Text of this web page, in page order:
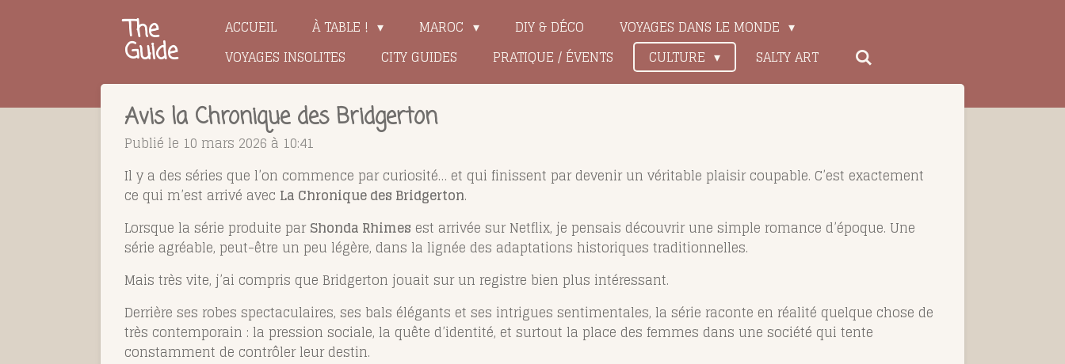
The
Guide
ACCUEIL À TABLE ! MAROC DIY & DÉCO
VOYAGES DANS LE MONDE
VOYAGES INSOLITES
CITY GUIDES PRATIQUE / ÉVENTS CULTURE SALTY ART
Avis la Chronique des Bridgerton
Publié le 10 mars 2026 à 10:41
Il y a des séries que l’on commence par curiosité… et qui finissent par devenir un véritable plaisir coupable. C’est exactement
ce qui m’est arrivé avec La Chronique des Bridgerton.
Lorsque la série produite parShonda Rhimes est arrivée sur Netflix, je pensais découvrir une simple romance d’époque. Une
série agréable, peut-être un peu légère, dans la lignée des adaptations historiques traditionnelles.
Mais très vite, j’ai compris que Bridgerton jouait sur un registre bien plus intéressant.
Derrière ses robes spectaculaires, ses bals élégants et ses intrigues sentimentales, la série raconte en réalité quelque chose de
très contemporain : la pression sociale, la quête d’identité, et surtout la place des femmes dans une société qui tente
constamment de contrôler leur destin.